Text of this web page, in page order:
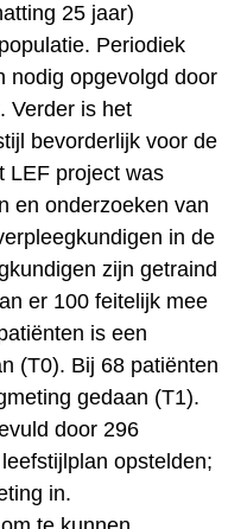
25 jaar)
Periodiek
nodig opgevolgd door
Verder is het
bevorderlijk voor de
LEF project was
en onderzoeken van
in de
zijn getraind
er 100 feitelijk mee
is een
(T0). Bij 68 patiënten
gedaan (T1).
door 296
opstelden;
in.